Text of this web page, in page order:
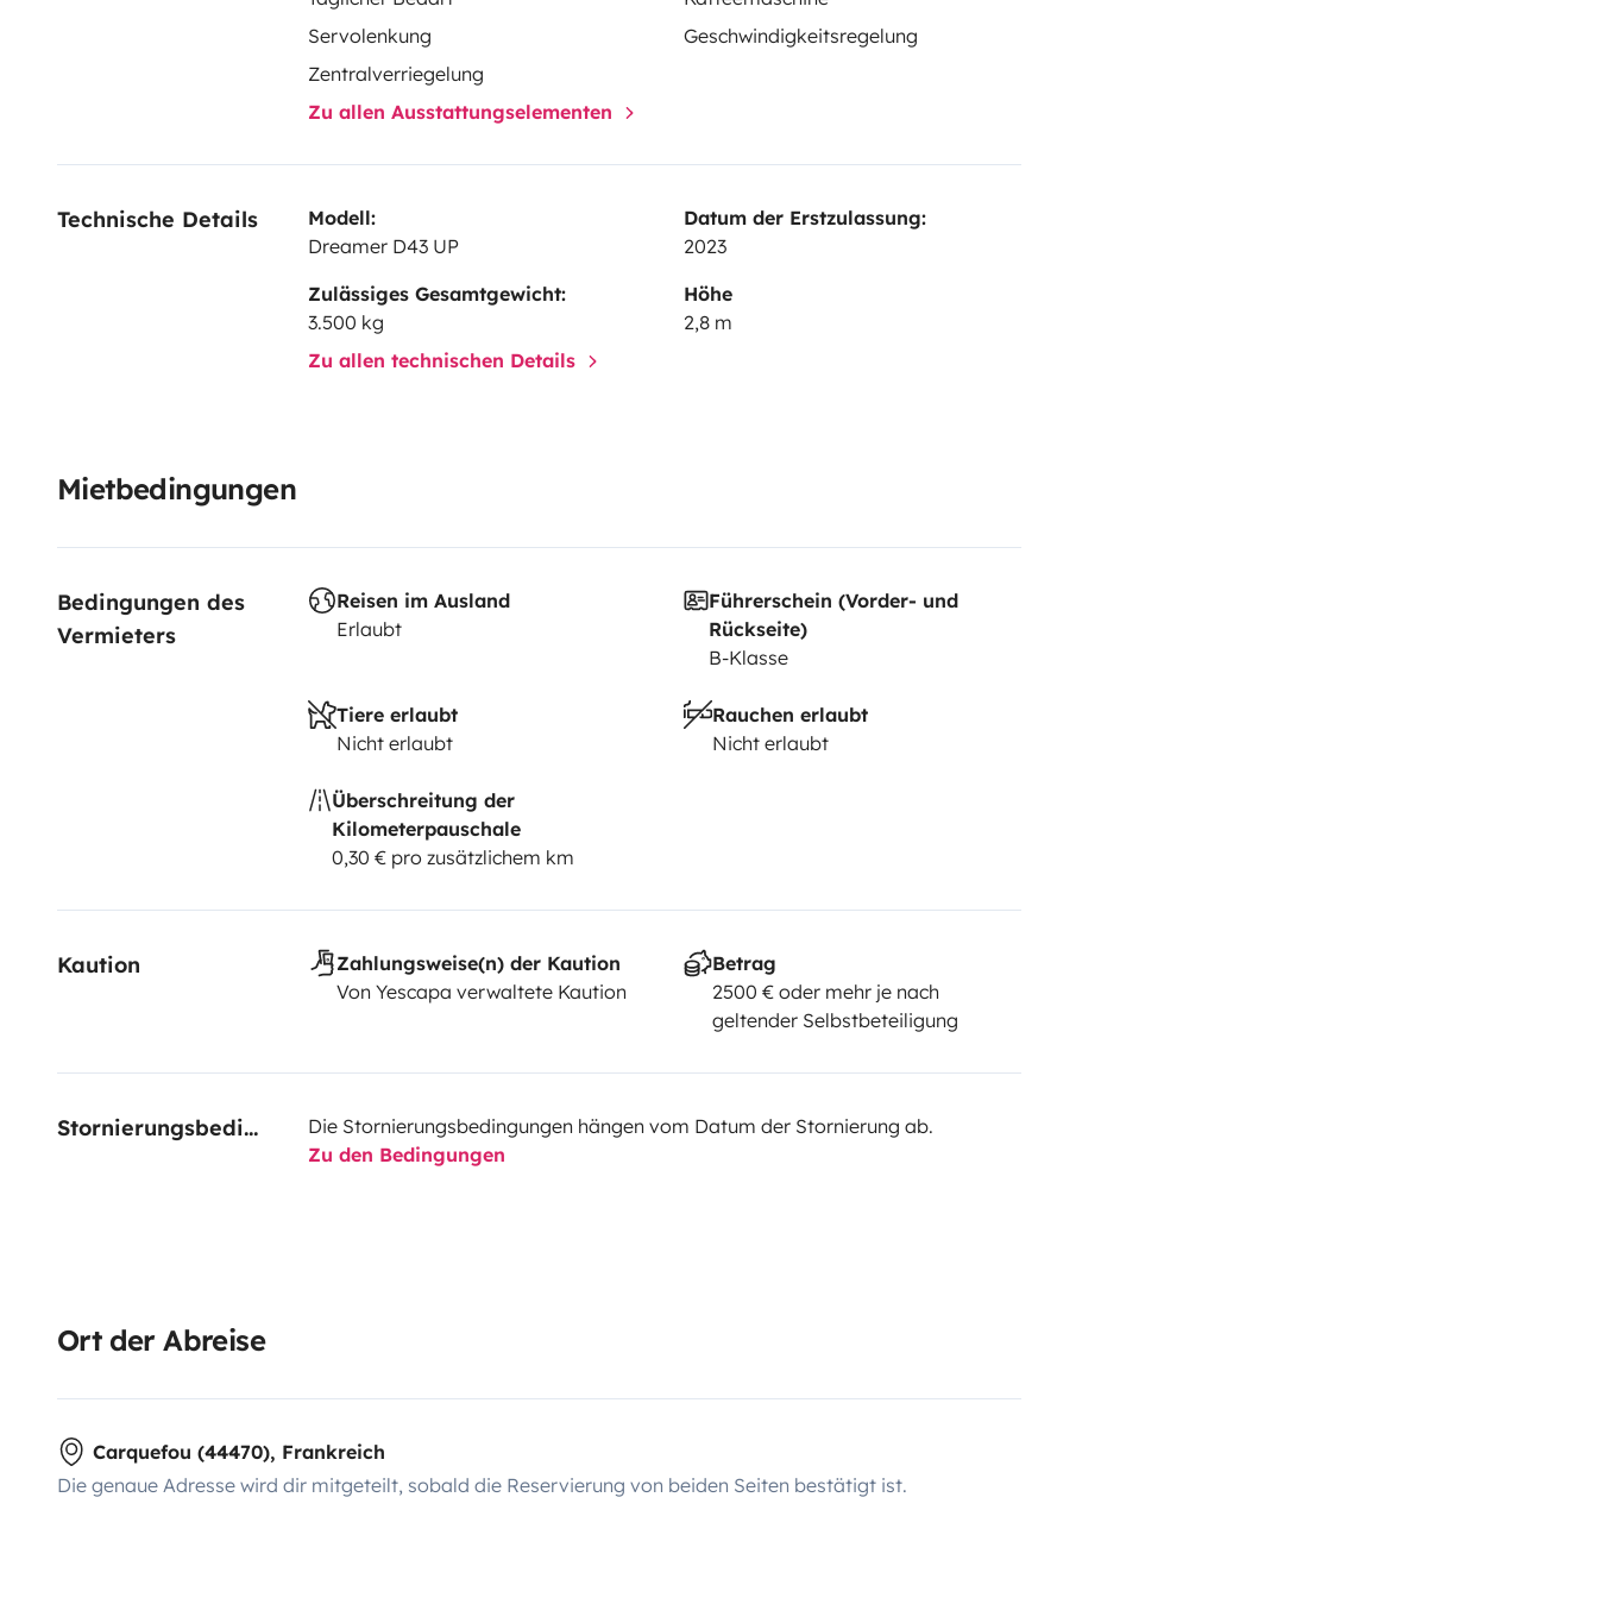
Servolenkung
Geschwindigkeitsregelung
Zentralverriegelung
Zu allen Ausstattungselementen
Technische Details
Modell:
Dreamer D43 UP
Datum der Erstzulassung:
2023
Zulässiges Gesamtgewicht:
3.500 kg
Höhe
2,8 m
Zu allen technischen Details
Mietbedingungen
Bedingungen des
Vermieters
Reisen im Ausland
Erlaubt
Führerschein (Vorder- und
Rückseite)
B-Klasse
Tiere erlaubt
Nicht erlaubt
Rauchen erlaubt
Nicht erlaubt
Überschreitung der
Kilometerpauschale
0,30 € pro zusätzlichem km
Kaution
Zahlungsweise(n) der Kaution
Von Yescapa verwaltete Kaution
Betrag
2500 € oder mehr je nach
geltender Selbstbeteiligung
Stornierungsbedingungen
Die Stornierungsbedingungen hängen vom Datum der Stornierung ab.
Zu den Bedingungen
Ort der Abreise
Carquefou (44470), Frankreich
Die genaue Adresse wird dir mitgeteilt, sobald die Reservierung von beiden Seiten bestätigt ist.